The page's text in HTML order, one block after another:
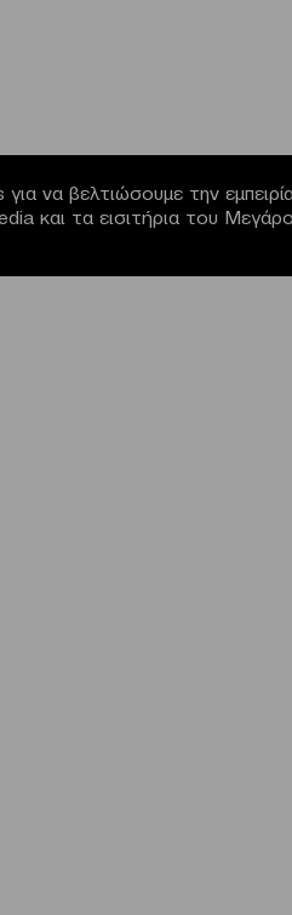
να βελτιώσουμε την
και τα εισιτήρια του